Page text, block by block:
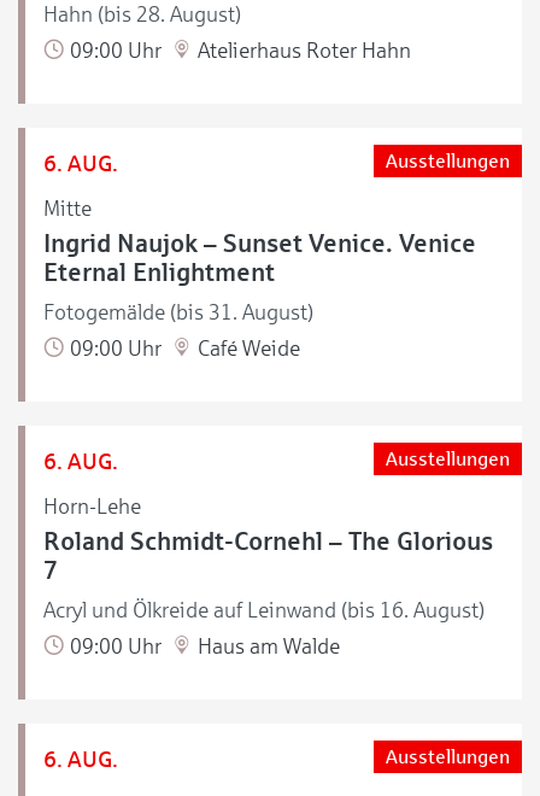
Hahn (bis 28. August)
09:00 Uhr
Atelierhaus Roter Hahn
6. AUG.
Mitte
Ausstellungen
Ingrid Naujok – Sunset Venice. Venice
Eternal Enlightment
Fotogemälde (bis 31. August)
09:00 Uhr
Café Weide
6. AUG.
Horn-Lehe
Ausstellungen
Roland Schmidt-Cornehl – The Glorious
7
Acryl und Ölkreide auf Leinwand (bis 16. August)
09:00 Uhr
Haus am Walde
6. AUG. Ausstellungen